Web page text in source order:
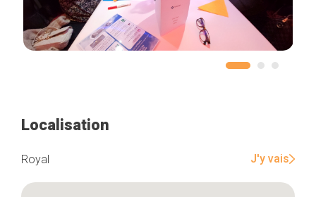
Localisation
Royal J'y vais